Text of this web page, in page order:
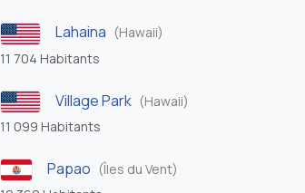
Lahaina (Hawaii)
11 704 Habitants
Village Park (Hawaii)
11 099 Habitants
Papao (Îles du Vent)